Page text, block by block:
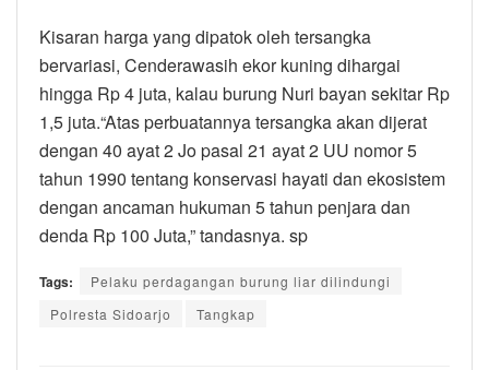
Kisaran harga yang dipatok oleh tersangka
bervariasi, Cenderawasih ekor kuning dihargai
hingga Rp 4 juta, kalau burung Nuri bayan sekitar Rp
1,5 juta.“Atas perbuatannya tersangka akan dijerat
dengan 40 ayat 2 Jo pasal 21 ayat 2 UU nomor 5
tahun 1990 tentang konservasi hayati dan ekosistem
dengan ancaman hukuman 5 tahun penjara dan
denda Rp 100 Juta,” tandasnya. sp
Tags:
Pelaku perdagangan burung liar dilindungi
Polresta Sidoarjo
Tangkap